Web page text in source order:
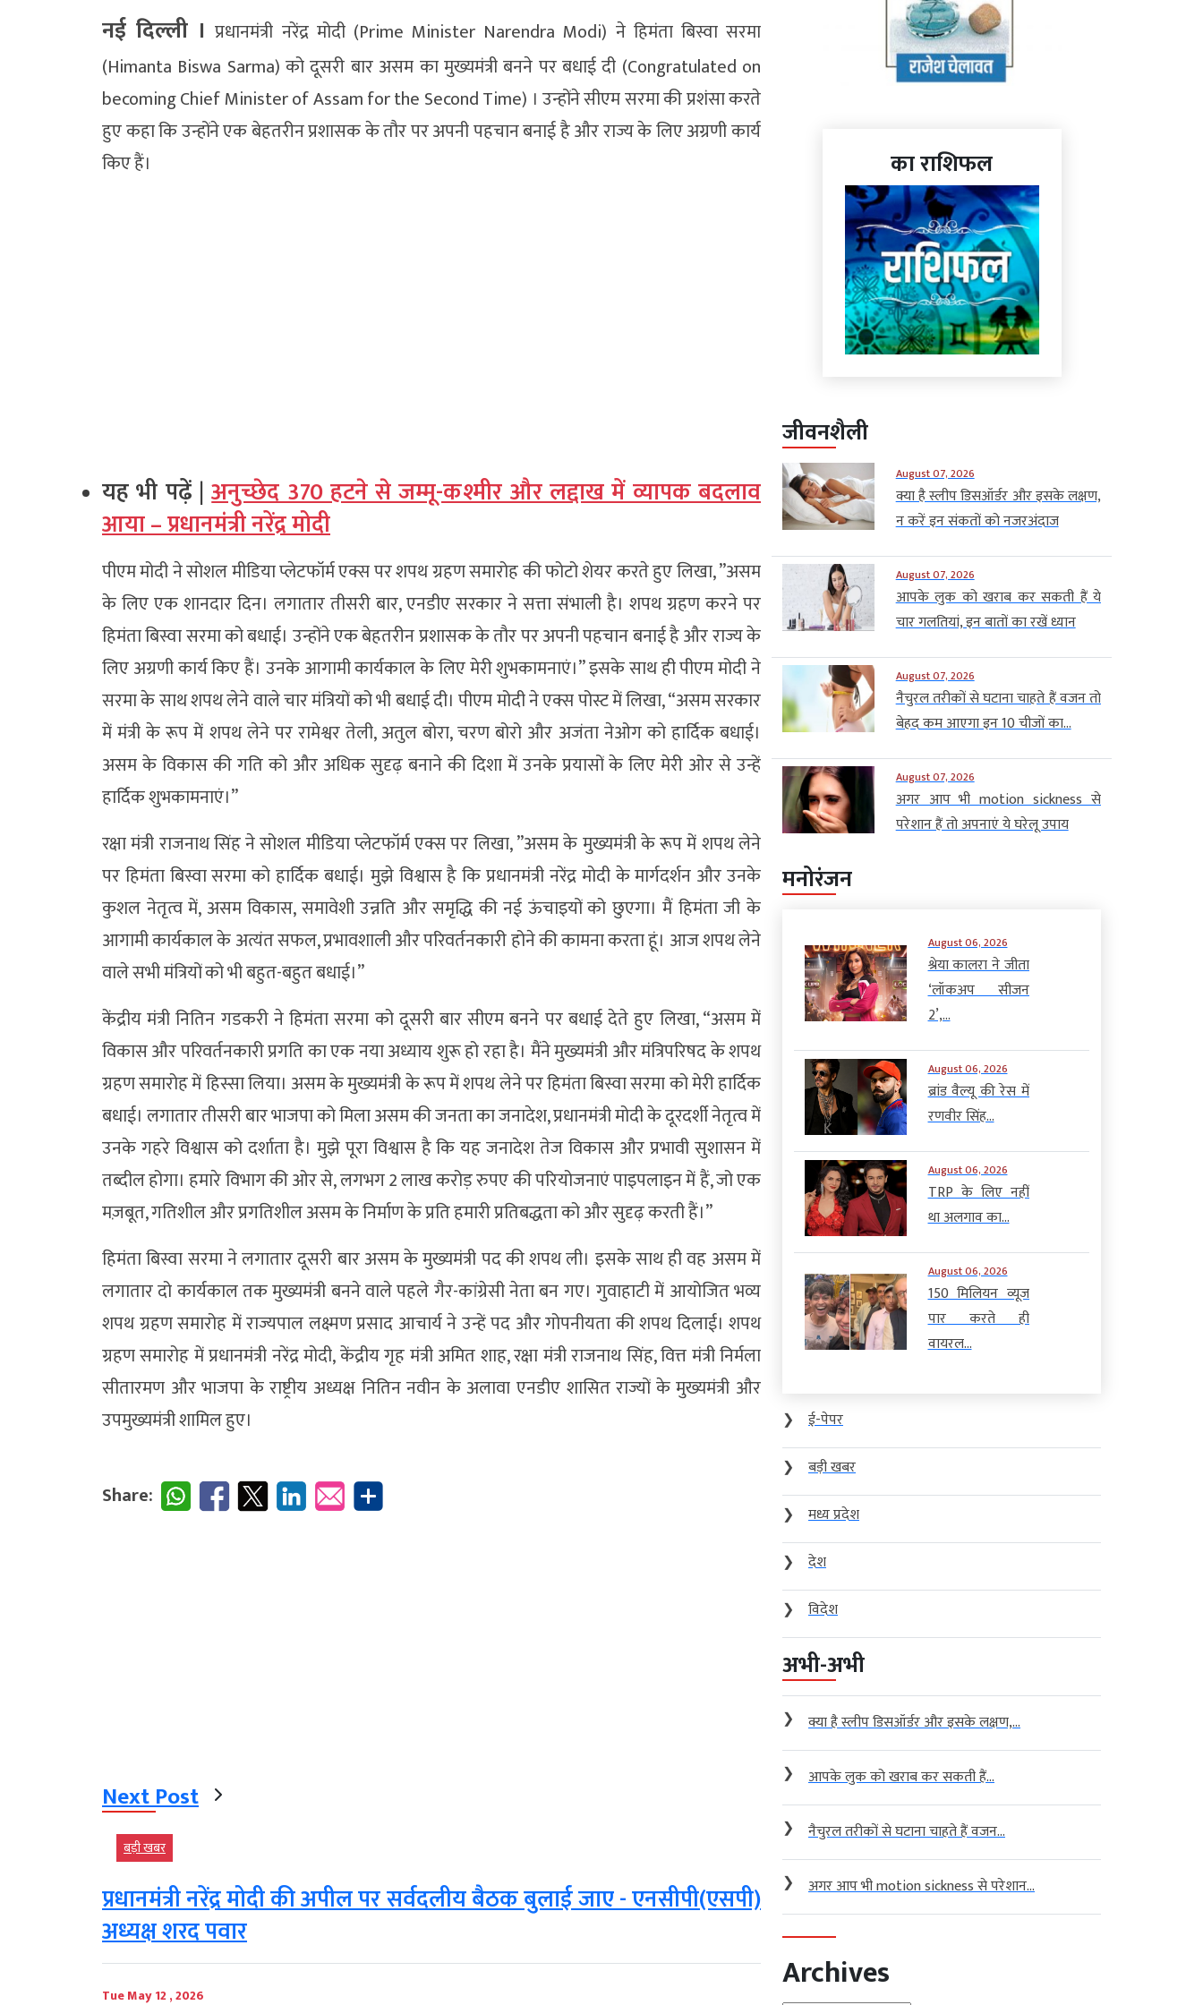
नई दिल्ली । प्रधानमंत्री नरेंद्र मोदी (Prime Minister Narendra Modi) ने हिमंता बिस्वा सरमा
(Himanta Biswa Sarma) को दूसरी बार असम का मुख्यमंत्री बनने पर बधाई दी (Congratulated on
becoming Chief Minister of Assam for the Second Time) । उन्होंने सीएम सरमा की प्रशंसा करते
हुए कहा कि उन्होंने एक बेहतरीन प्रशासक के तौर पर अपनी पहचान बनाई है और राज्य के लिए अग्रणी कार्य
किए हैं।
यह भी पढ़ें |अनुच्छेद 370 हटने से जम्मू-कश्मीर और लद्दाख में व्यापक बदलाव
आया – प्रधानमंत्री नरेंद्र मोदी
पीएम मोदी ने सोशल मीडिया प्लेटफॉर्म एक्स पर शपथ ग्रहण समारोह की फोटो शेयर करते हुए लिखा, ”असम
के लिए एक शानदार दिन। लगातार तीसरी बार, एनडीए सरकार ने सत्ता संभाली है। शपथ ग्रहण करने पर
हिमंता बिस्वा सरमा को बधाई। उन्होंने एक बेहतरीन प्रशासक के तौर पर अपनी पहचान बनाई है और राज्य के
लिए अग्रणी कार्य किए हैं। उनके आगामी कार्यकाल के लिए मेरी शुभकामनाएं।” इसके साथ ही पीएम मोदी ने
सरमा के साथ शपथ लेने वाले चार मंत्रियों को भी बधाई दी। पीएम मोदी ने एक्स पोस्ट में लिखा, “असम सरकार
में मंत्री के रूप में शपथ लेने पर रामेश्वर तेली, अतुल बोरा, चरण बोरो और अजंता नेओग को हार्दिक बधाई।
असम के विकास की गति को और अधिक सुदृढ़ बनाने की दिशा में उनके प्रयासों के लिए मेरी ओर से उन्हें
हार्दिक शुभकामनाएं।”
रक्षा मंत्री राजनाथ सिंह ने सोशल मीडिया प्लेटफॉर्म एक्स पर लिखा, ”असम के मुख्यमंत्री के रूप में शपथ लेने
पर हिमंता बिस्वा सरमा को हार्दिक बधाई। मुझे विश्वास है कि प्रधानमंत्री नरेंद्र मोदी के मार्गदर्शन और उनके
कुशल नेतृत्व में, असम विकास, समावेशी उन्नति और समृद्धि की नई ऊंचाइयों को छुएगा। मैं हिमंता जी के
आगामी कार्यकाल के अत्यंत सफल, प्रभावशाली और परिवर्तनकारी होने की कामना करता हूं। आज शपथ लेने
वाले सभी मंत्रियों को भी बहुत-बहुत बधाई।”
केंद्रीय मंत्री नितिन गडकरी ने हिमंता सरमा को दूसरी बार सीएम बनने पर बधाई देते हुए लिखा, “असम में
विकास और परिवर्तनकारी प्रगति का एक नया अध्याय शुरू हो रहा है। मैंने मुख्यमंत्री और मंत्रिपरिषद के शपथ
ग्रहण समारोह में हिस्सा लिया। असम के मुख्यमंत्री के रूप में शपथ लेने पर हिमंता बिस्वा सरमा को मेरी हार्दिक
बधाई। लगातार तीसरी बार भाजपा को मिला असम की जनता का जनादेश, प्रधानमंत्री मोदी के दूरदर्शी नेतृत्व में
उनके गहरे विश्वास को दर्शाता है। मुझे पूरा विश्वास है कि यह जनादेश तेज विकास और प्रभावी सुशासन में
तब्दील होगा। हमारे विभाग की ओर से, लगभग 2 लाख करोड़ रुपए की परियोजनाएं पाइपलाइन में हैं, जो एक
मज़बूत, गतिशील और प्रगतिशील असम के निर्माण के प्रति हमारी प्रतिबद्धता को और सुदृढ़ करती हैं।”
हिमंता बिस्वा सरमा ने लगातार दूसरी बार असम के मुख्यमंत्री पद की शपथ ली। इसके साथ ही वह असम में
लगातार दो कार्यकाल तक मुख्यमंत्री बनने वाले पहले गैर-कांग्रेसी नेता बन गए। गुवाहाटी में आयोजित भव्य
शपथ ग्रहण समारोह में राज्यपाल लक्ष्मण प्रसाद आचार्य ने उन्हें पद और गोपनीयता की शपथ दिलाई। शपथ
ग्रहण समारोह में प्रधानमंत्री नरेंद्र मोदी, केंद्रीय गृह मंत्री अमित शाह, रक्षा मंत्री राजनाथ सिंह, वित्त मंत्री निर्मला
सीतारमण और भाजपा के राष्ट्रीय अध्यक्ष नितिन नवीन के अलावा एनडीए शासित राज्यों के मुख्यमंत्री और
उपमुख्यमंत्री शामिल हुए।
Share:
Next Post
बड़ी खबर
प्रधानमंत्री नरेंद्र मोदी की अपील पर सर्वदलीय बैठक बुलाई जाए - एनसीपी(एसपी)
अध्यक्ष शरद पवार
Tue May 12 , 2026
का राशिफल
जीवनशैली
August 07, 2026
क्या है स्लीप डिसऑर्डर और इसके लक्षण,
न करें इन संकतों को नजरअंदाज
August 07, 2026
आपके लुक को खराब कर सकती हैं ये
चार गलतियां, इन बातों का रखें ध्यान
August 07, 2026
नैचुरल तरीकों से घटाना चाहते हैं वजन तो
बेहद कम आएगा इन 10 चीजों का...
August 07, 2026
अगर आप भी motion sickness से
परेशान हैं तो अपनाएं ये घरेलू उपाय
मनोरंजन
August 06, 2026
श्रेया कालरा ने जीता
‘लॉकअप सीजन
2’,...
August 06, 2026
ब्रांड वैल्यू की रेस में
रणवीर सिंह...
August 06, 2026
TRP के लिए नहीं
था अलगाव का...
August 06, 2026
150 मिलियन व्यूज
पार करते ही
वायरल...
❯
ई-पेपर
❯
बड़ी खबर
❯
मध्य प्रदेश
❯
देश
❯
विदेश
अभी-अभी
❯ क्या है स्लीप डिसऑर्डर और इसके लक्षण,...
❯ आपके लुक को खराब कर सकती हैं...
❯ नैचुरल तरीकों से घटाना चाहते हैं वजन...
❯ अगर आप भी motion sickness से परेशान...
Archives